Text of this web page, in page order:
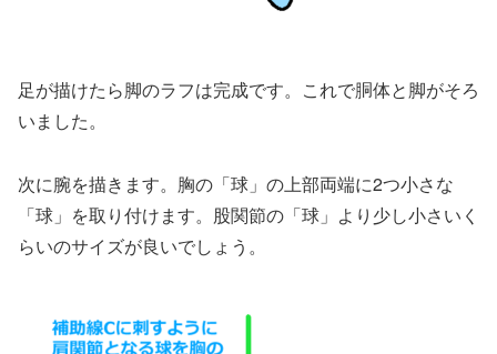
足が描けたら脚のラフは完成です。これで胴体と脚がそろ
いました。
次に腕を描きます。胸の「球」の上部両端に2つ小さな
「球」を取り付けます。股関節の「球」より少し小さいく
らいのサイズが良いでしょう。